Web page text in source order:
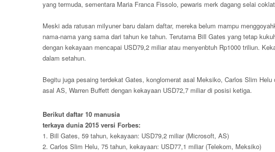
yang termuda, sementara Maria Franca Fissolo, pewaris merk dagang selai
Meski ada ratusan milyuner baru dalam daftar, mereka belum mampu
nama-nama yang sama dari tahun ke tahun. Terutama Bill Gates yang tetap
dengan kekayaan mencapai USD79,2 miliar atau menyenbtuh Rp1000 triliun.
dalam setahun.
Begitu juga pesaing terdekat Gates, konglomerat asal Meksiko, Carlos Slim
asal AS, Warren Buffett dengan kekayaan USD72,7 miliar di posisi ketiga.
Berikut daftar 10 manusia
terkaya dunia 2015 versi Forbes:
1. Bill Gates, 59 tahun, kekayaan: USD79,2 miliar (Microsoft, AS)
2. Carlos Slim Helu, 75 tahun, kekayaan: USD77,1 miliar (Telekom, Meksiko)